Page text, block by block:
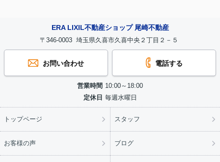
ERA LIXIL不動産ショップ 尾崎不動産
〒346-0003 埼玉県久喜市久喜中央２丁目２－５
お問い合わせ 電話する
営業時間 10:00～18:00
定休日 毎週水曜日
トップページ スタッフ
お客様の声 ブログ